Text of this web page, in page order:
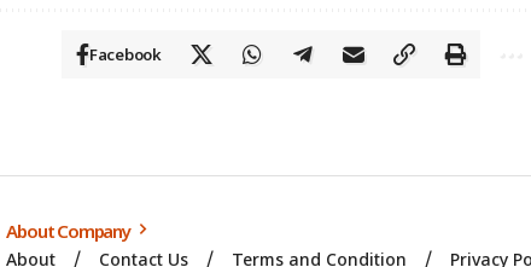
Facebook
About Company
About Contact Us Terms and Condition Privacy